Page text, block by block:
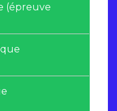
(épreuve